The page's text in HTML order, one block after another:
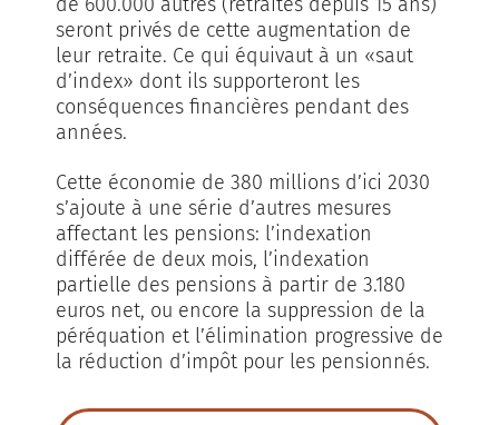
seront privés de cette augmentation de
leur retraite. Ce qui équivaut à un «saut
d’index» dont ils supporteront les
conséquences financières pendant des
années.
Cette économie de 380 millions d’ici 2030
s’ajoute à une série d’autres mesures
affectant les pensions: l’indexation
différée de deux mois, l’indexation
partielle des pensions à partir de 3.180
euros net, ou encore la suppression de la
péréquation et l’élimination progressive de
la réduction d’impôt pour les pensionnés.